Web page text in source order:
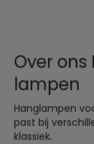
Over
lampen
Hanglampen
past bij
klassiek.